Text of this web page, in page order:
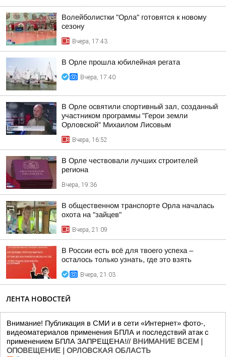
Волейболистки "Орла" готовятся к новому
сезону
Вчера, 17:43
В Орле прошла юбилейная регата
Вчера, 17:40
В Орле освятили спортивный зал, созданный
участником программы "Герои земли
Орловской" Михаилом Лисовым
Вчера, 16:52
В Орле чествовали лучших строителей
региона
Вчера, 19:36
В общественном транспорте Орла началась
охота на "зайцев"
Вчера, 21:09
В России есть всё для твоего успеха –
осталось только узнать, где это взять
Вчера, 21:03
ЛЕНТА НОВОСТЕЙ
Внимание! Публикация в СМИ и в сети «Интернет» фото-,
видеоматериалов применения БПЛА и последствий атак с
применением БПЛА ЗАПРЕЩЕНА!// ВНИМАНИЕ ВСЕМ |
ОПОВЕЩЕНИЕ | ОРЛОВСКАЯ ОБЛАСТЬ